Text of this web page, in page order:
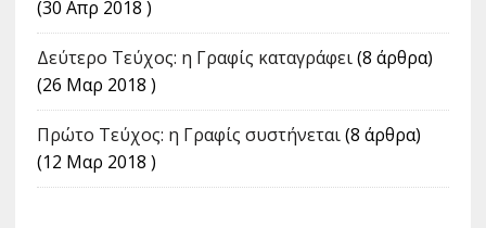
(30 Απρ 2018 )
Δεύτερο Τεύχος: η Γραφίς καταγράφει(8 άρθρα)
(26 Μαρ 2018 )
Πρώτο Τεύχος: η Γραφίς συστήνεται(8 άρθρα)
(12 Μαρ 2018 )